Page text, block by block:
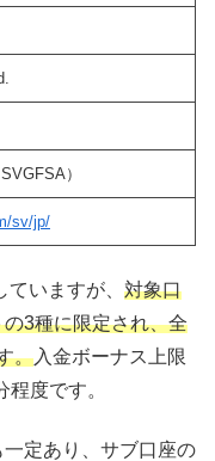
）
sv/jp/
いますが、 対象口
3種に限定され、全
。入金ボーナス上限
度です。
定あり、サブ口座の